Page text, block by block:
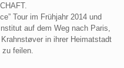
Tour im Frühjahr 2014 und
auf dem Weg nach Paris,
in ihrer Heimatstadt
zu feilen.